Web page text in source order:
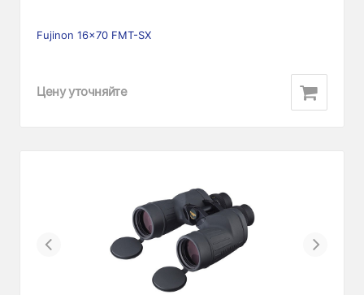
Fujinon 16x70 FMT-SX
Цену уточняйте
Previous Next